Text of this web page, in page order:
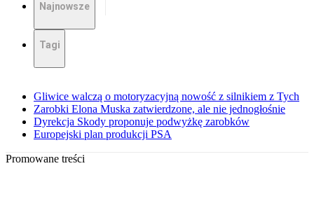
Najnowsze
Tagi
Gliwice walczą o motoryzacyjną nowość z silnikiem z Tych
Zarobki Elona Muska zatwierdzone, ale nie jednogłośnie
Dyrekcja Skody proponuje podwyżkę zarobków
Europejski plan produkcji PSA
Promowane treści